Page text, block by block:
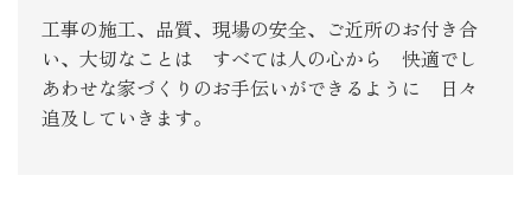
工事の施工、品質、現場の安全、ご近所のお付き合
い、大切なことは すべては人の心から 快適でし
あわせな家づくりのお手伝いができるように 日々
追及していきます。